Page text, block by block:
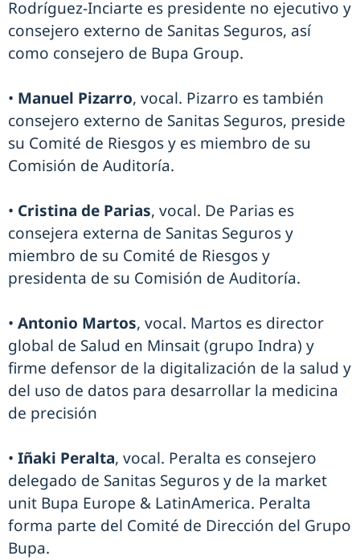
Rodríguez-Inciarte es presidente no ejecutivo y
consejero externo de Sanitas Seguros, así
como consejero de Bupa Group.
• Manuel Pizarro, vocal. Pizarro es también
consejero externo de Sanitas Seguros, preside
su Comité de Riesgos y es miembro de su
Comisión de Auditoría.
• Cristina de Parias, vocal. De Parias es
consejera externa de Sanitas Seguros y
miembro de su Comité de Riesgos y
presidenta de su Comisión de Auditoría.
• Antonio Martos, vocal. Martos es director
global de Salud en Minsait (grupo Indra) y
firme defensor de la digitalización de la salud y
del uso de datos para desarrollar la medicina
de precisión
• Iñaki Peralta, vocal. Peralta es consejero
delegado de Sanitas Seguros y de la market
unit Bupa Europe & LatinAmerica. Peralta
forma parte del Comité de Dirección del Grupo
Bupa.